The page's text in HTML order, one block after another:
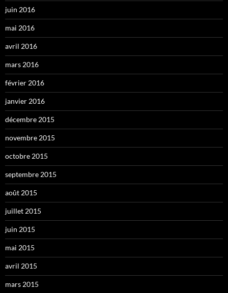
juin 2016
mai 2016
avril 2016
mars 2016
février 2016
janvier 2016
décembre 2015
novembre 2015
octobre 2015
septembre 2015
août 2015
juillet 2015
juin 2015
mai 2015
avril 2015
mars 2015